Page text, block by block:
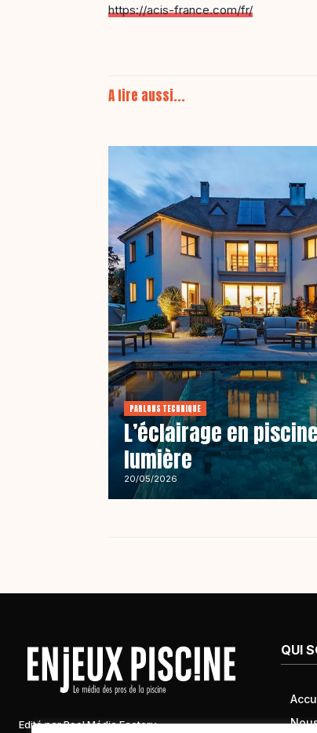
https://acis-france.com/fr/
A lire aussi...
PARLONS TECHNIQUE
L’éclairage en
lumière
20/05/2026
Edité par Pool Média Factory
QUI